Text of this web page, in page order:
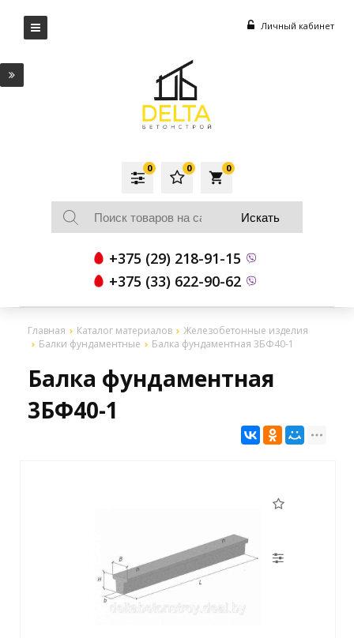
Личный кабинет
local_grocery_store
0
0
0
+375 (29) 218-91-15
+375 (33) 622-90-62
Главная Каталог материалов
Железобетонные изделия
Балки фундаментные
Балка фундаментная 3БФ40-1
Балка фундаментная
3БФ40-1